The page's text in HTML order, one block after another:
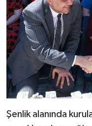
Şenlik alanında